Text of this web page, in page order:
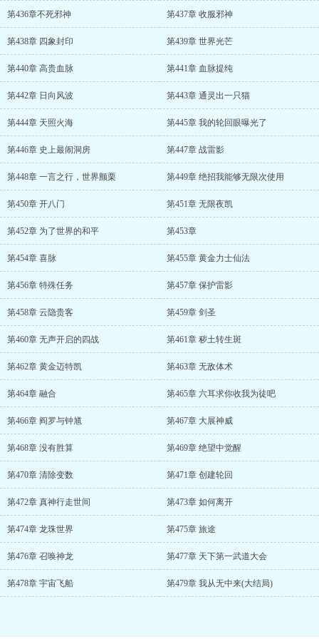
第436章不死邪神 第437章 收服邪神
第438章 四象封印 第439章 世界光芒
第440章 高贵血脉 第441章 血脉提纯
第442章 日向风波 第443章 通灵出一只猫
第444章 天照火海 第445章 我的轮回眼曝光了
第446章 史上最闹洞房 第447章 战雷影
第448章 一言之行，世界颤栗 第449章 绝招我能够无限次使用
第450章 开八门 第451章 无限夜凯
第452章 为了世界的和平 第453章
第454章 喜脉 第455章 黄金力士仙法
第456章 特殊任务 第457章 保护雷影
第458章 云隐贵客 第459章 剑圣
第460章 无声开启的四战 第461章 秽土转生斑
第462章 黄金迈特凯 第463章 无敌体术
第464章 融合 第465章 六耳求你收我为徒吧
第466章 阎罗与钟馗 第467章 大展神威
第468章 没有胜算 第469章 绝望中觉醒
第470章 清除变数 第471章 创建轮回
第472章 真神行走世间 第473章 如何离开
第474章 龙珠世界 第475章 旅途
第476章 召唤神龙 第477章 天下第一武道大会
第478章 宇宙飞船 第479章 我从无中来(大结局)